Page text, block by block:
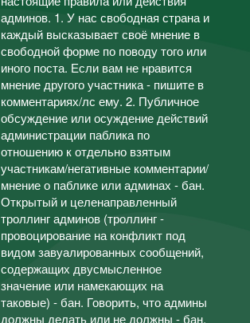
админов. 1. У нас свободная страна и
каждый высказывает своё мнение в
свободной форме по поводу того или
иного поста. Если вам не нравится
мнение другого участника - пишите в
комментариях/лс ему. 2. Публичное
обсуждение или осуждение действий
администрации паблика по
отношению к отдельно взятым
участникам/негативные комментарии/
мнение о паблике или админах - бан.
Открытый и целенаправленный
троллинг админов (троллинг -
провоцирование на конфликт под
видом завуалированных сообщений,
содержащих двусмысленное
значение или намекающих на
таковые) - бан. Говорить, что админы
должны делать или не должны - бан.